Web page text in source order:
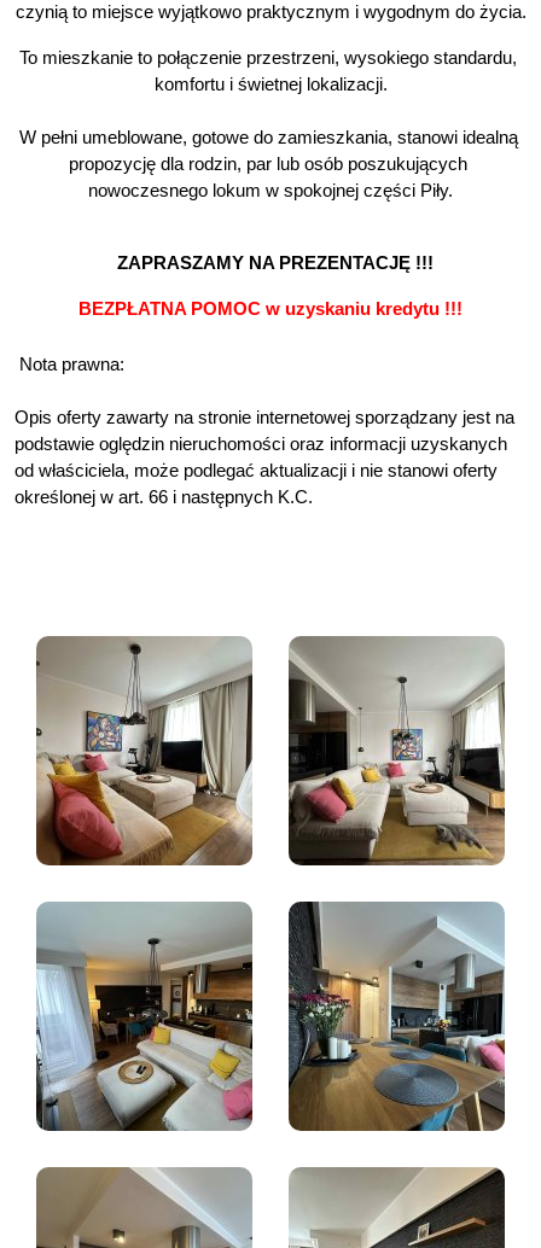
czynią to miejsce wyjątkowo praktycznym i wygodnym do życia.
To mieszkanie to połączenie przestrzeni, wysokiego standardu,
komfortu i świetnej lokalizacji.
W pełni umeblowane, gotowe do zamieszkania, stanowi idealną
propozycję dla rodzin, par lub osób poszukujących
nowoczesnego lokum w spokojnej części Piły.
ZAPRASZAMY NA PREZENTACJĘ !!!
BEZPŁATNA POMOC w uzyskaniu kredytu !!!
Nota prawna:
Opis oferty zawarty na stronie internetowej sporządzany jest na
podstawie oględzin nieruchomości oraz informacji uzyskanych
od właściciela, może podlegać aktualizacji i nie stanowi oferty
określonej w art. 66 i następnych K.C.